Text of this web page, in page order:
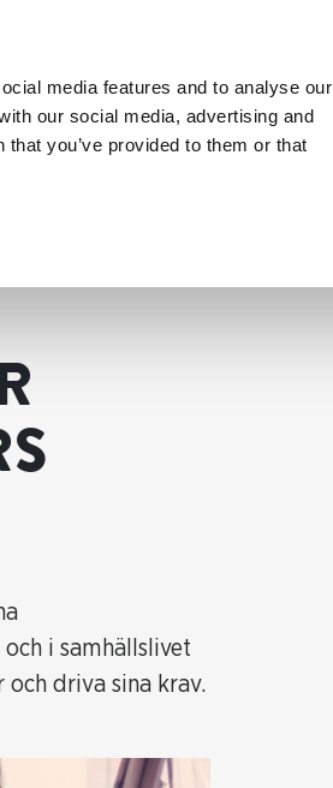
media features and to analyse our
our social media, advertising and
you’ve provided to them or that
i samhällslivet
driva sina krav.